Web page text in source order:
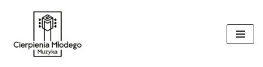
Przejdź
do